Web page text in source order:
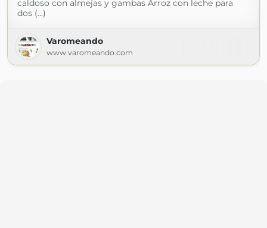
caldoso con almejas y gambas Arroz con leche para
dos (...)
Varomeando
www.varomeando.com